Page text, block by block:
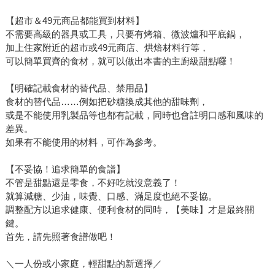
【超市＆49元商品都能買到材料】
不需要高級的器具或工具，只要有烤箱、微波爐和平底鍋，
加上住家附近的超市或49元商店、烘焙材料行等，
可以簡單買齊的食材，就可以做出本書的主廚級甜點囉！
【明確記載食材的替代品、禁用品】
食材的替代品……例如把砂糖換成其他的甜味劑，
或是不能使用乳製品等也都有記載，同時也會註明口感和風味的
差異。
如果有不能使用的材料，可作為參考。
【不妥協！追求簡單的食譜】
不管是甜點還是零食，不好吃就沒意義了！
就算減糖、少油，味覺、口感、滿足度也絕不妥協。
調整配方以追求健康、便利食材的同時，【美味】才是最終關
鍵。
首先，請先照著食譜做吧！
＼一人份或小家庭，輕甜點的新選擇／